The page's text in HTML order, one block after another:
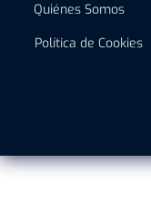
Quiénes Somos
Política de Cookies